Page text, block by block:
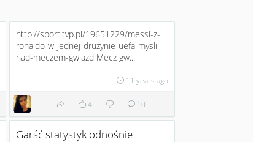
http://sport.tvp.pl/19651229/messi-z-
ronaldo-w-jednej-druzynie-uefa-mysli-
nad-meczem-gwiazd Mecz gw...
11 years ago
4 10
Garść statystyk odnośnie